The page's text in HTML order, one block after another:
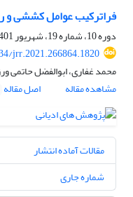
فراترکیب عوامل کششی
دوره 10، شماره 19، شهریور 1401، صفحه
jrr.2021.266864.1820
محمد غفاری، ابوالفضل حاتمی
مشاهده مقاله
اصل مقاله
مقالات آماده انتشار
شماره جاری